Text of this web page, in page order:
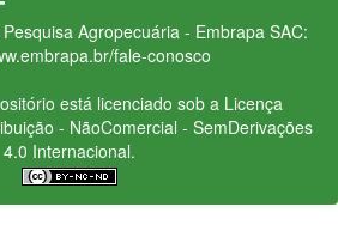
Agropecuária - Embrapa SAC:
fale-conosco
está licenciado sob a Licença
- NãoComercial - SemDerivações
4.0 Internacional.